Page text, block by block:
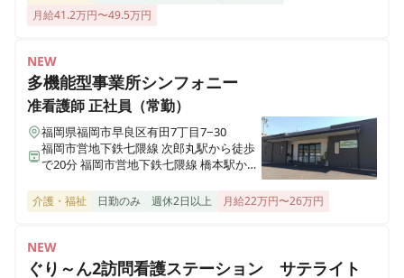
岡山県総社市場所選定中
くるむ訪問看護ステーション 新拠点（愛知県安城市/磐田
市エリア）
愛知県安城市美園町1丁目23-1
くるむ訪問看護ステーション 新拠点（全国）
東京都中央区八重洲1丁目5−20
くるむ訪問看護ステーション 新拠点（倉敷・総社・福山
岡山県倉敷市場所選定中
月給41.2万円〜49.5万円
NEW
多機能型事業所シンフォニー
准看護師正社員（常勤）
福岡県福岡市早良区有田7丁目7−30
福岡市営地下鉄七隈線 次郎丸駅から徒歩
で20分 福岡市営地下鉄七隈線 橋本駅から
介護・福祉 日勤のみ 週休2日以上 月給22万円〜26万円
NEW
ぐり～ん2訪問看護ステーション サテライト